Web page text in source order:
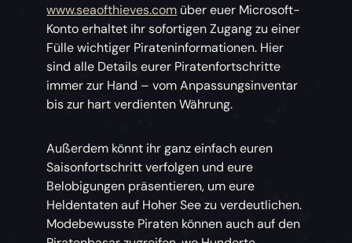
www.seaofthieves.com über euer Microsoft-
Konto erhaltet ihr sofortigen Zugang zu einer
Fülle wichtiger Pirateninformationen. Hier
sind alle Details eurer Piratenfortschritte
immer zur Hand – vom Anpassungsinventar
bis zur hart verdienten Währung.
Außerdem könnt ihr ganz einfach euren
Saisonfortschritt verfolgen und eure
Belobigungen präsentieren, um eure
Heldentaten auf Hoher See zu verdeutlichen.
Modebewusste Piraten können auch auf den